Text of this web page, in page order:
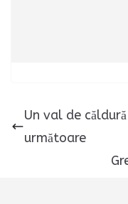
Un val de
următoare